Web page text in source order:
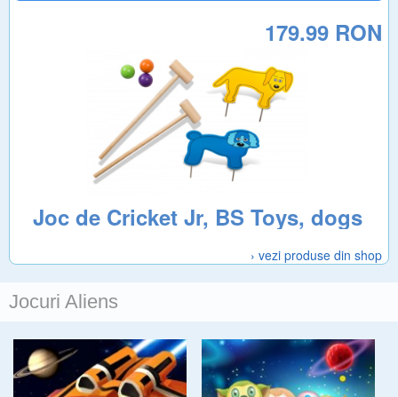
Joc de Cricket Jr, BS Toys, dogs
179.99 RON
› vezi produse din shop
Jocuri Aliens